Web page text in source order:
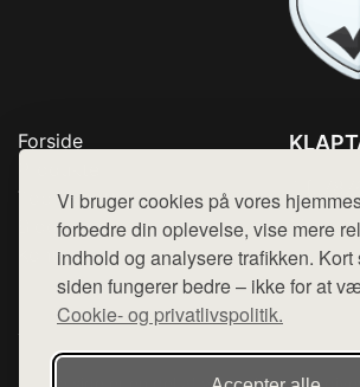
Vi bruger cookies på vores
forbedre din oplevelse, vise mere
indhold og analysere trafikken. Kort
siden fungerer bedre – ikke for at
Cookie- og privatlivspolitik.
Forside
Top Rabatter
Blog
Kontakt
Mail:
Cookie-